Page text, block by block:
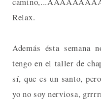
Relax.
Además ésta semana
tengo en el taller de
sí, que es un santo,
yo no soy nerviosa,